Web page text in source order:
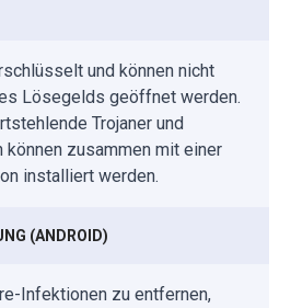
und können nicht
Lösegelds geöffnet werden.
Trojaner und
zusammen mit einer
installiert werden.
(ANDROID)
Infektionen zu entfernen,